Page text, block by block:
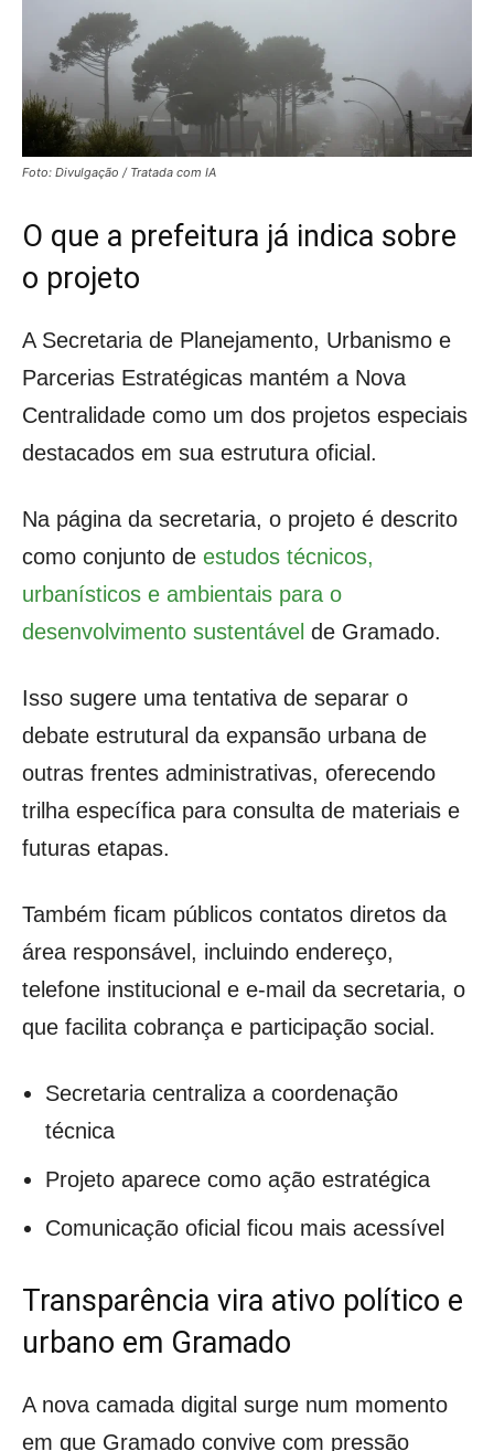
Foto: Divulgação / Tratada com IA
O que a prefeitura já indica sobre
o projeto
A Secretaria de Planejamento, Urbanismo e
Parcerias Estratégicas mantém a Nova
Centralidade como um dos projetos especiais
destacados em sua estrutura oficial.
Na página da secretaria, o projeto é descrito
como conjunto de estudos técnicos,
urbanísticos e ambientais para o
desenvolvimento sustentável de Gramado.
Isso sugere uma tentativa de separar o
debate estrutural da expansão urbana de
outras frentes administrativas, oferecendo
trilha específica para consulta de materiais e
futuras etapas.
Também ficam públicos contatos diretos da
área responsável, incluindo endereço,
telefone institucional e e-mail da secretaria, o
que facilita cobrança e participação social.
Secretaria centraliza a coordenação
técnica
Projeto aparece como ação estratégica
Comunicação oficial ficou mais acessível
Transparência vira ativo político e
urbano em Gramado
A nova camada digital surge num momento
em que Gramado convive com pressão